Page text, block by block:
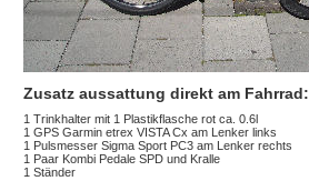
Zusatz aussattung direkt am Fahrrad:
1 Trinkhalter mit 1 Plastikflasche rot ca. 0.6l
1 GPS Garmin etrex VISTA Cx am Lenker links
1 Pulsmesser Sigma Sport PC3 am Lenker rechts
1 Paar Kombi Pedale SPD und Kralle
1 Ständer